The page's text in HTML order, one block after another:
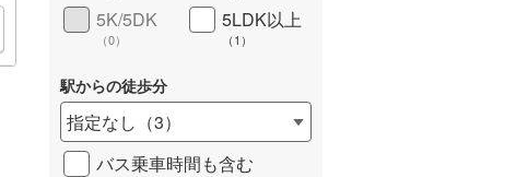
5K/5DK
（0）
5LDK以上
（1 ）
駅からの徒歩分
指定なし （3）
バス乗車時間も含む